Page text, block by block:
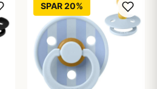
SPAR 20%